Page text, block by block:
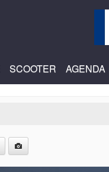
SCOOTER AGENDA